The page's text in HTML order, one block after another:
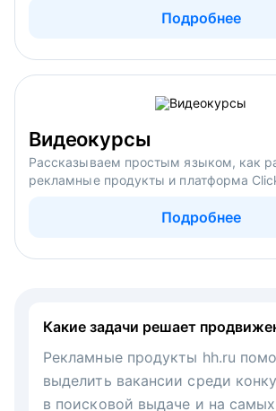
Подробнее
Видеокурсы
Рассказываем простым языком, как
рекламные продукты и платформа
Подробнее
Какие задачи решает
Рекламные продукты hh.ru
выделить вакансии среди
в поисковой выдаче и на самых